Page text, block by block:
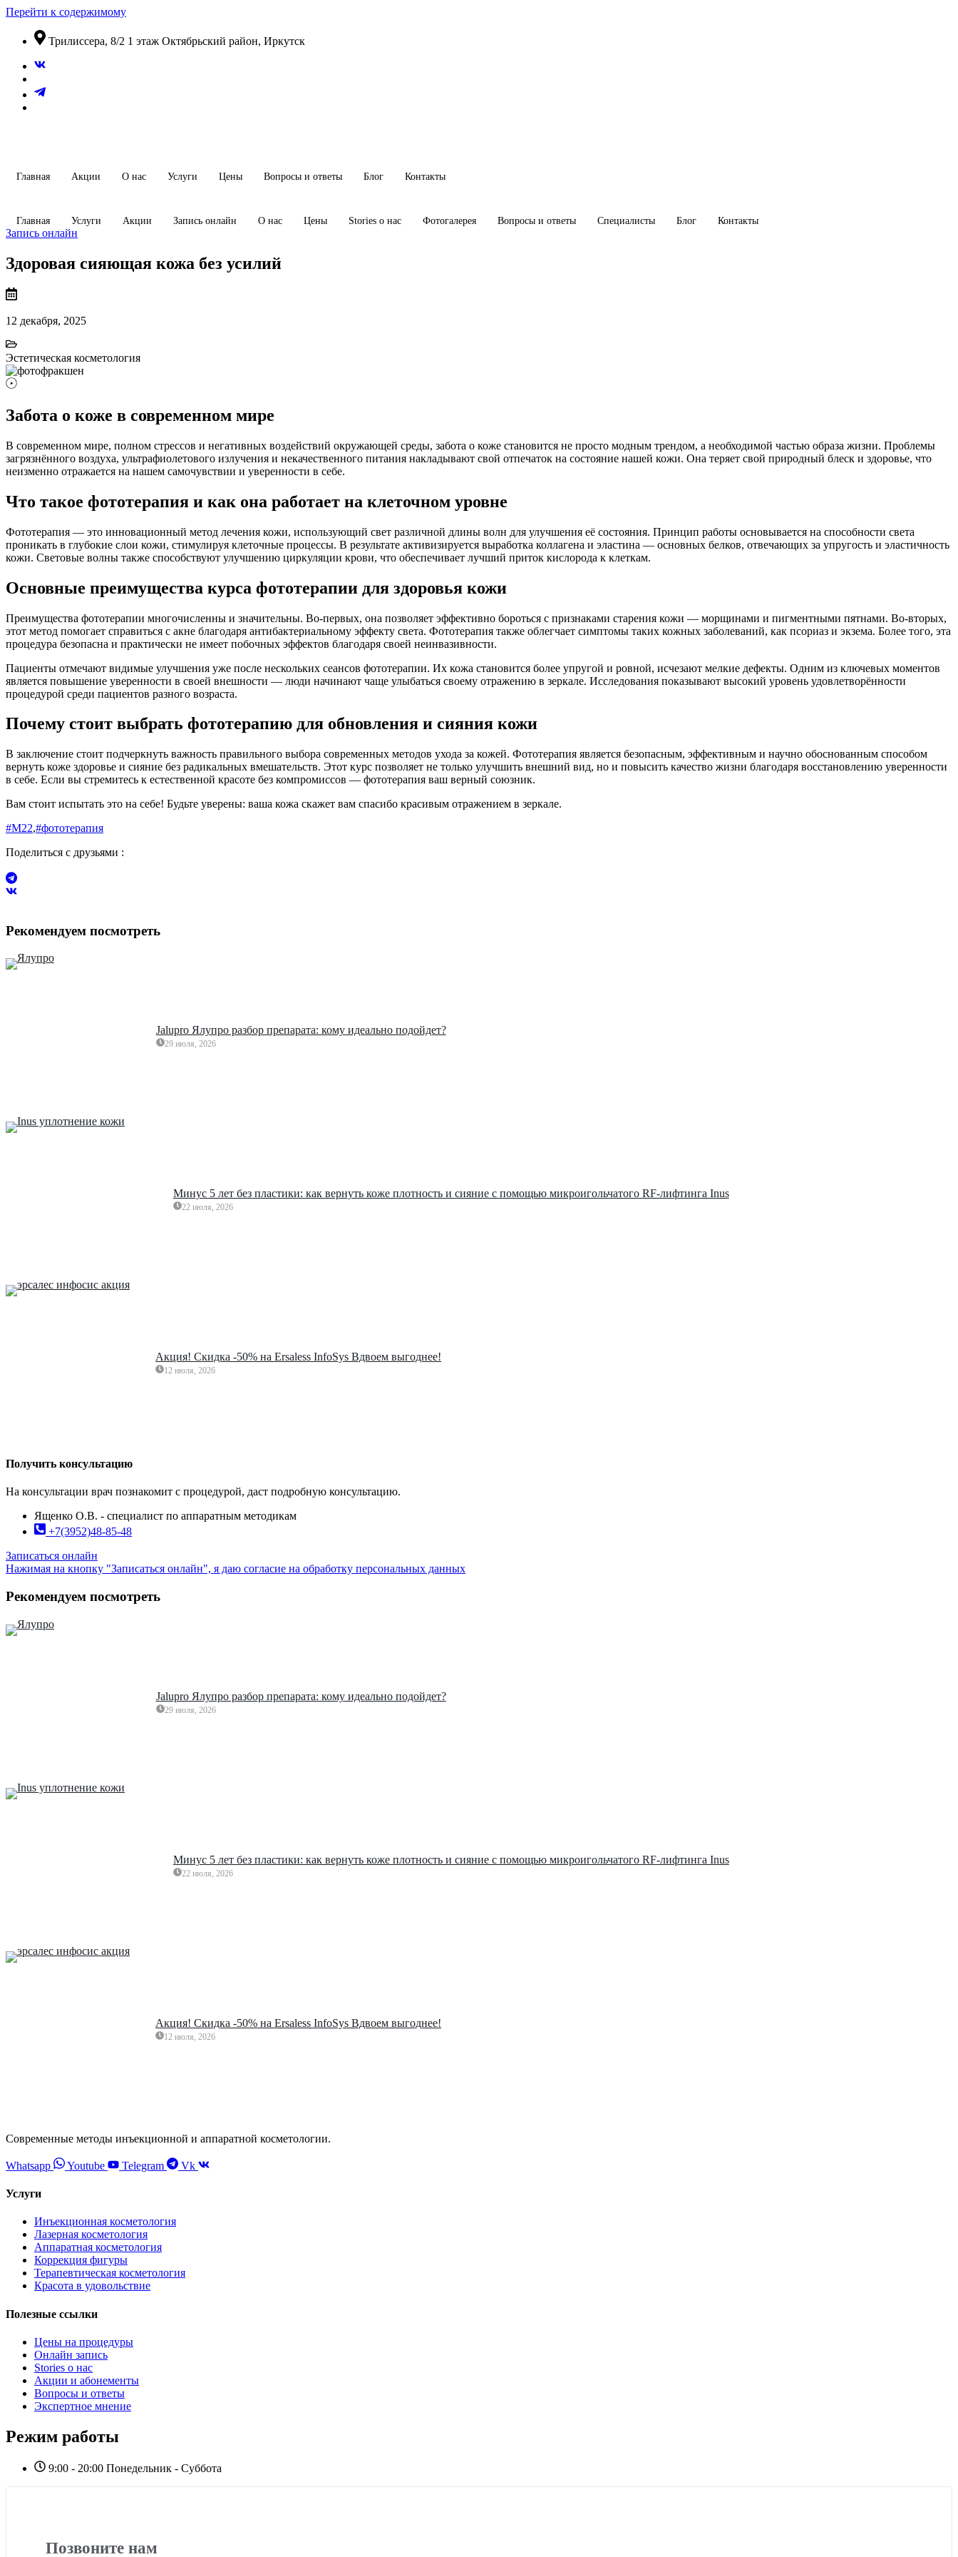
Перейти к содержимому
​Трилиссера, 8/2​ 1 этаж​ Октябрьский район, Иркутск
Главная Акции О нас Услуги Цены Вопросы и ответы Блог Контакты
Главная Услуги Акции Запись онлайн О нас Цены Stories о нас Фотогалерея Вопросы и ответы Специалисты Блог Контакты
Запись онлайн
Здоровая сияющая кожа без усилий
12 декабря, 2025
Эстетическая косметология
Забота о коже в современном мире
В современном мире, полном стрессов и негативных воздействий окружающей среды, забота о коже становится не просто модным трендом, а необходимой частью образа жизни. Проблемы
загрязнённого воздуха, ультрафиолетового излучения и некачественного питания накладывают свой отпечаток на состояние нашей кожи. Она теряет свой природный блеск и здоровье, что
неизменно отражается на нашем самочувствии и уверенности в себе.
Что такое фототерапия и как она работает на клеточном уровне
Фототерапия — это инновационный метод лечения кожи, использующий свет различной длины волн для улучшения её состояния. Принцип работы основывается на способности света
проникать в глубокие слои кожи, стимулируя клеточные процессы. В результате активизируется выработка коллагена и эластина — основных белков, отвечающих за упругость и эластичность
кожи. Световые волны также способствуют улучшению циркуляции крови, что обеспечивает лучший приток кислорода к клеткам.
Основные преимущества курса фототерапии для здоровья кожи
Преимущества фототерапии многочисленны и значительны. Во-первых, она позволяет эффективно бороться с признаками старения кожи — морщинами и пигментными пятнами. Во-вторых,
этот метод помогает справиться с акне благодаря антибактериальному эффекту света. Фототерапия также облегчает симптомы таких кожных заболеваний, как псориаз и экзема. Более того, эта
процедура безопасна и практически не имеет побочных эффектов благодаря своей неинвазивности.
Пациенты отмечают видимые улучшения уже после нескольких сеансов фототерапии. Их кожа становится более упругой и ровной, исчезают мелкие дефекты. Одним из ключевых моментов
является повышение уверенности в своей внешности — люди начинают чаще улыбаться своему отражению в зеркале. Исследования показывают высокий уровень удовлетворённости
процедурой среди пациентов разного возраста.
Почему стоит выбрать фототерапию для обновления и сияния кожи
В заключение стоит подчеркнуть важность правильного выбора современных методов ухода за кожей. Фототерапия является безопасным, эффективным и научно обоснованным способом
вернуть коже здоровье и сияние без радикальных вмешательств. Этот курс позволяет не только улучшить внешний вид, но и повысить качество жизни благодаря восстановлению уверенности
в себе. Если вы стремитесь к естественной красоте без компромиссов — фототерапия ваш верный союзник.
Вам стоит испытать это на себе! Будьте уверены: ваша кожа скажет вам спасибо красивым отражением в зеркале.
#М22,#фототерапия
Поделиться с друзьями :
Рекомендуем посмотреть
Jalupro Ялупро разбор препарата: кому идеально подойдет?
29 июля, 2026
Минус 5 лет без пластики: как вернуть коже плотность и сияние с помощью микроигольчатого RF-лифтинга Inus
22 июля, 2026
Акция! Скидка -50% на Ersaless InfoSys Вдвоем выгоднее!
12 июля, 2026
Получить консультацию
На консультации врач познакомит с процедурой, даст подробную консультацию.
Ященко О.В. - специалист по аппаратным методикам
+7(3952)48-85-48
Записаться онлайн
Нажимая на кнопку "Записаться онлайн", я даю согласие на обработку персональных данных
Рекомендуем посмотреть
Jalupro Ялупро разбор препарата: кому идеально подойдет?
29 июля, 2026
Минус 5 лет без пластики: как вернуть коже плотность и сияние с помощью микроигольчатого RF-лифтинга Inus
22 июля, 2026
Акция! Скидка -50% на Ersaless InfoSys Вдвоем выгоднее!
12 июля, 2026
Современные методы инъекционной и аппаратной косметологии.
Whatsapp Youtube Telegram Vk
Услуги
Инъекционная косметология
Лазерная косметология
Аппаратная косметология
Коррекция фигуры
Терапевтическая косметология
Красота в удовольствие
Полезные ссылки
Цены на процедуры
Онлайн запись
Stories о нас
Акции и абонементы
Вопросы и ответы
Экспертное мнение
Режим работы
9:00 - 20:00 Понедельник - Суббота
Позвоните нам